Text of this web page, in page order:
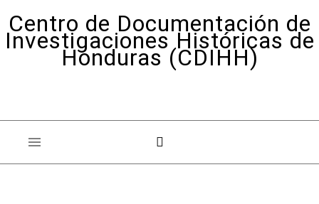
Centro de Documentación de
Investigaciones Históricas de
Honduras (CDIHH)